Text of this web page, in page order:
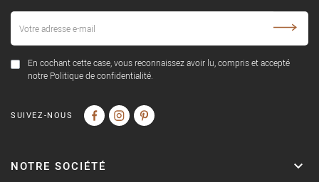
En cochant cette case, vous reconnaissez avoir lu, compris et accepté
notre Politique de confidentialité.
SUIVEZ-NOUS
NOTRE SOCIÉTÉ